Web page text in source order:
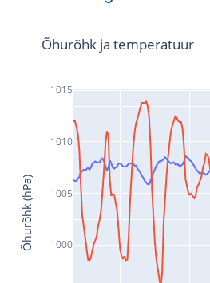
1000
1005
1010
1015
Õhurõhk ja temperatuur
Õhurõhk (hPa)